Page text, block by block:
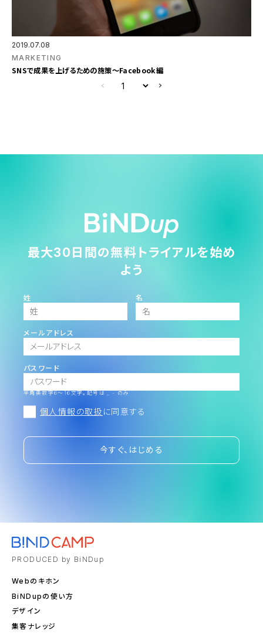
2019.07.08
MARKETING
SNSで成果を上げるための施策～Facebook編
最大30日間の無料トライアルを始め
よう
姓 名
メールアドレス
パスワード
半角英数字6～16文字。記号は _ - のみ
個人情報の取扱 に同意する
今すぐ、はじめる
PRODUCED by BiNDup
Webのキホン
BiNDupの使い方
デザイン
集客ナレッジ